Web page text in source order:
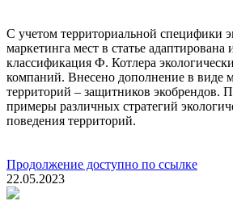
С учетом территориальной специфики
маркетинга мест в статье адаптирована
классификация Ф. Котлера
компаний. Внесено дополнение в виде
территорий – защитников экобрендов.
примеры различных стратегий
поведения территорий.
Продолжение доступно по ссылке
22.05.2023